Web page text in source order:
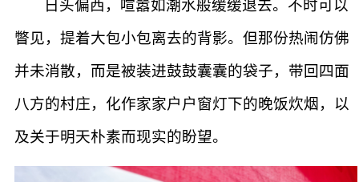
日头偏西，喧嚣如潮水般缓缓退去。不时可以
瞥见，提着大包小包离去的背影。但那份热闹仿佛
并未消散，而是被装进鼓鼓囊囊的袋子，带回四面
八方的村庄，化作家家户户窗灯下的晚饭炊烟，以
及关于明天朴素而现实的盼望。